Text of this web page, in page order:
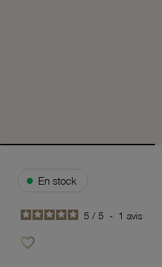
● En stock
5 / 5 - 1 avis
favorite_border